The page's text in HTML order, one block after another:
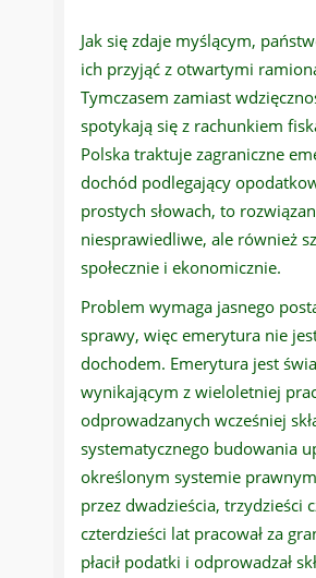
Jak się zdaje myślącym,
ich przyjąć z otwartymi
Tymczasem zamiast
spotykają się z rachunkiem
Polska traktuje zagraniczne
dochód podlegający
prostych słowach, to
niesprawiedliwe, ale również
społecznie i ekonomicznie.
Problem wymaga jasnego
sprawy, więc emerytura nie
dochodem. Emerytura jest
wynikającym z wieloletniej
odprowadzanych wcześniej
systematycznego budowania
określonym systemie
przez dwadzieścia, trzydzieści
czterdzieści lat pracował za
płacił podatki i odprowadzał